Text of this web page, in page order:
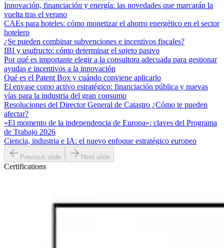
Innovación, financiación y energía: las novedades que marcarán la
vuelta tras el verano
CAEs para hoteles: cómo monetizar el ahorro energético en el sector
hotelero
¿Se pueden combinar subvenciones e incentivos fiscales?
IBI y usufructo: cómo determinar el sujeto pasivo
Por qué es importante elegir a la consultora adecuada para gestionar
ayudas e incentivos a la innovación
Qué es el Patent Box y cuándo conviene aplicarlo
El envase como activo estratégico: financiación pública y nuevas
vías para la industria del gran consumo
Resoluciones del Director General de Catastro ¿Cómo te pueden
afectar?
«El momento de la independencia de Europa»: claves del Programa
de Trabajo 2026
Ciencia, industria e IA: el nuevo enfoque estratégico europeo
Previous slide Next slide
Certifications